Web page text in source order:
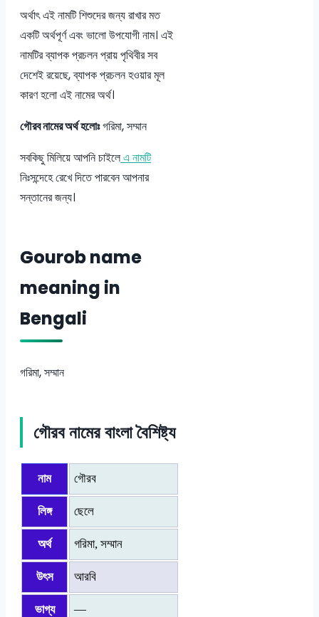
অর্থাৎ এই নামটি শিশুদের জন্য রাখার মত
একটি অর্থপূর্ণ এবং ভালো উপযোগী নাম। এই
নামটির ব্যাপক প্রচলন প্রায় পৃথিবীর সব
দেশেই রয়েছে, ব্যাপক প্রচলন হওয়ার মূল
কারণ হলো এই নামের অর্থ।
গৌরব নামের অর্থ হলোঃগরিমা, সম্মান
সবকিছু মিলিয়ে আপনি চাইলেএ নামটি
নিঃসন্দেহে রেখে দিতে পারবেন আপনার
সন্তানের জন্য।
Gourob name
meaning in
Bengali
গরিমা, সম্মান
গৌরব নামের বাংলা বৈশিষ্ট্য
নাম গৌরব
লিঙ্গ ছেলে
অর্থ গরিমা, সম্মান
উৎস আরবি
ভাগ্য —